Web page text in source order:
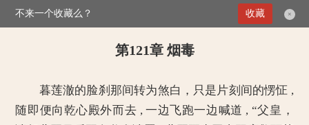
>媚倾天下：妖孽王爷别乱来 第121章 烟毒
第121章 烟毒
暮莲澈的脸刹那间转为煞白，只是片刻间的愣怔 ,
随即便向乾心殿外而去 , 一边飞跑一边喊道 , “父皇，
不来一个收藏么？ ×
收藏